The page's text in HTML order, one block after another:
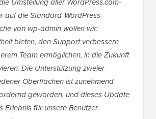
auf die Standard-WordPress-
von wp-admin wollen wir:
bieten, den Support verbessern
Team ermöglichen, in die Zukunft
Die Unterstützung zweier
Oberflächen ist zunehmend
geworden, und dieses Update
Erlebnis für unsere Benutzer